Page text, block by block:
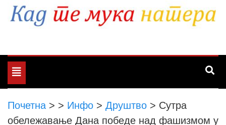
Toggle
navigation
Почетна > > Инфо > Друштво > Сутра
обележавање Дана победе над фашизмом у